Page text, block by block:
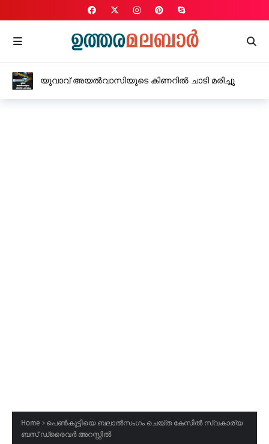
യുവാവ് അയൽവാസിയുടെ കിണറിൽ ചാടി മരിച്ചു
Home
പെൺകുട്ടിയെ ബലാൽസംഗം ചെയ്ത കേസിൽ സ്വകാര്യ
ബസ് ഡ്രൈവർ അറസ്റ്റിൽ